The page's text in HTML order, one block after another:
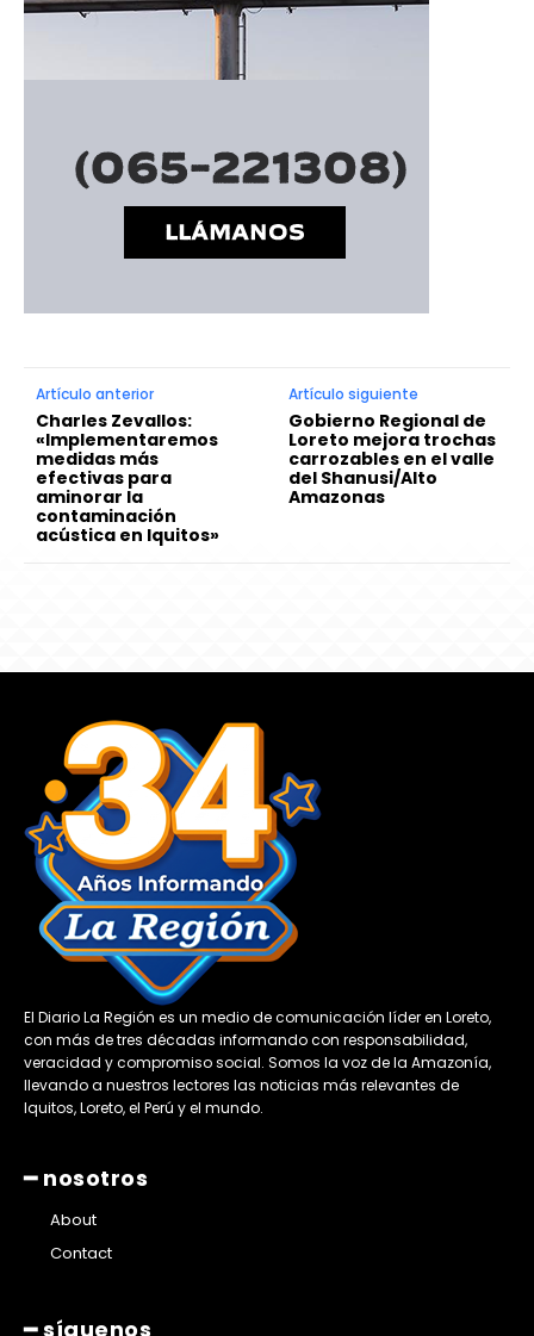
Artículo anterior
Charles Zevallos:
«Implementaremos
medidas más
efectivas para
aminorar la
contaminación
acústica en Iquitos»
Artículo siguiente
Gobierno Regional de
Loreto mejora trochas
carrozables en el valle
del Shanusi/Alto
Amazonas
El Diario La Región es un medio de comunicación líder en Loreto,
con más de tres décadas informando con responsabilidad,
veracidad y compromiso social. Somos la voz de la Amazonía,
llevando a nuestros lectores las noticias más relevantes de
Iquitos, Loreto, el Perú y el mundo.
━ nosotros
About
Contact
━ síguenos